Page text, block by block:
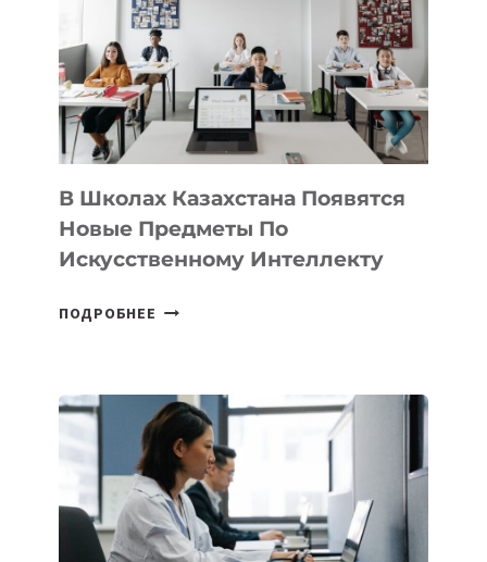
BY
MOST
—
МЕЖДУНАРОДНУЮ
ПРОГРАММУ
ДЛЯ
ТЕХНОЛОГИЧЕСКИХ
В Школах Казахстана Появятся
Новые Предметы По
Искусственному Интеллекту
ПОДРОБНЕЕ
НОВЫЕ
ПРЕДМЕТЫ
ПО
ИСКУССТВЕННОМУ
ИНТЕЛЛЕКТУ